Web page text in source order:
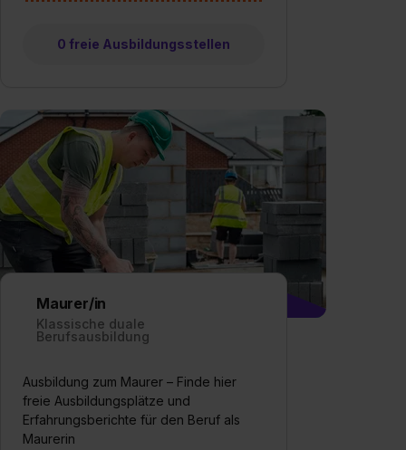
0 freie Ausbildungsstellen
Maurer/in
Klassische duale
Berufsausbildung
Ausbildung zum Maurer – Finde hier
freie Ausbildungsplätze und
Erfahrungsberichte für den Beruf als
Maurerin